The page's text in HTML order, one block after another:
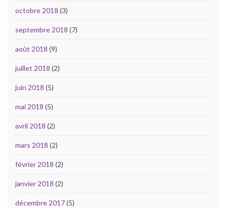
octobre 2018 (3)
septembre 2018 (7)
août 2018 (9)
juillet 2018 (2)
juin 2018 (5)
mai 2018 (5)
avril 2018 (2)
mars 2018 (2)
février 2018 (2)
janvier 2018 (2)
décembre 2017(5)